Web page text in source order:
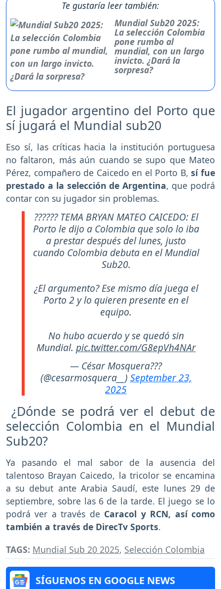
Te gustaría leer también:
Mundial Sub20 2025:
La selección Colombia
pone rumbo al
mundial, con un largo
invicto. ¿Dará la
sorpresa?
El jugador argentino del Porto que
sí jugará el Mundial sub20
Eso sí, las críticas hacia la institución portuguesa
no faltaron, más aún cuando se supo que Mateo
Pérez, compañero de Caicedo en el Porto B,sí fue
prestado a la selección de Argentina, que podrá
contar con su jugador sin problemas.
?????? TEMA BRYAN MATEO CAICEDO: El
Porto le dijo a Colombia que solo lo iba
a prestar después del lunes, justo
cuando Colombia debuta en el Mundial
Sub20.
¿El argumento? Ese mismo día juega el
Porto 2 y lo quieren presente en el
equipo.
No hubo acuerdo y se quedó sin
Mundial. pic.twitter.com/G8epVh4NAr
— César Mosquera???
(@cesarmosquera__) September 23,
2025
¿Dónde se podrá ver el debut de
selección Colombia en el Mundial
Sub20?
Ya pasando el mal sabor de la ausencia del
talentoso Brayan Caicedo, la tricolor se encamina
a su debut ante Arabia Saudí, este lunes 29 de
septiembre, sobre las 6 de la tarde. El juego se lo
podrá ver a través de Caracol y RCN, así como
también a través de DirecTv Sports.
TAGS: Mundial Sub 20 2025, Selección Colombia
SÍGUENOS EN GOOGLE NEWS